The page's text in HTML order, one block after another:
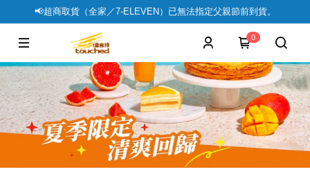
📢超商取貨（全家／7-ELEVEN）已無法指定父親節前到貨。
0